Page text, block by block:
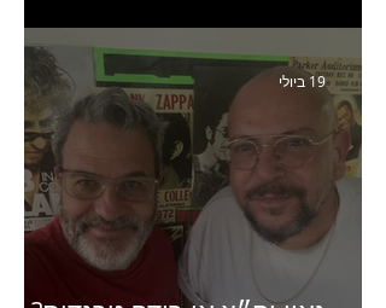
האחרון של קראנץ׳
19 ביולי